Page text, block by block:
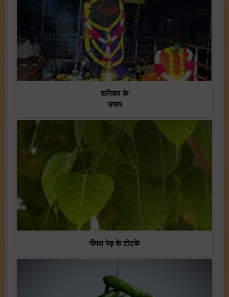
शनिवार के
उपाय
पीपल पेड़ के टोटके